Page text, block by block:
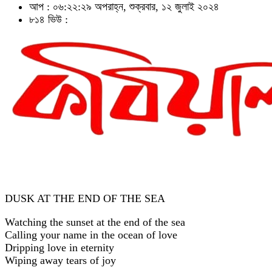
আপ : ০৬:২২:২৯ অপরাহ্ন, শুক্রবার, ১২ জুলাই ২০২৪
৮১৪ ভিউ :
DUSK AT THE END OF THE SEA
Watching the sunset at the end of the sea
Calling your name in the ocean of love
Dripping love in eternity
Wiping away tears of joy